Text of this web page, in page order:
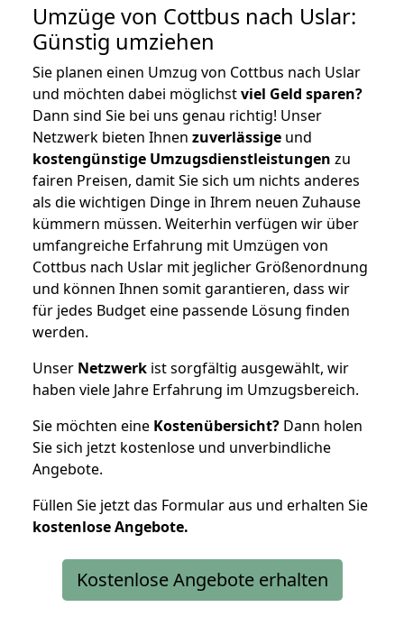
Umzüge von Cottbus nach Uslar:
Günstig umziehen
Sie planen einen Umzug von Cottbus nach Uslar
und möchten dabei möglichstviel Geld sparen?
Dann sind Sie bei uns genau richtig! Unser
Netzwerk bieten Ihnen zuverlässige und
kostengünstige Umzugsdienstleistungen zu
fairen Preisen, damit Sie sich um nichts anderes
als die wichtigen Dinge in Ihrem neuen Zuhause
kümmern müssen. Weiterhin verfügen wir über
umfangreiche Erfahrung mit Umzügen von
Cottbus nach Uslar mit jeglicher Größenordnung
und können Ihnen somit garantieren, dass wir
für jedes Budget eine passende Lösung finden
werden.
Unser Netzwerk ist sorgfältig ausgewählt, wir
haben viele Jahre Erfahrung im Umzugsbereich.
Sie möchten eine Kostenübersicht? Dann holen
Sie sich jetzt kostenlose und unverbindliche
Angebote.
Füllen Sie jetzt das Formular aus und erhalten Sie
kostenloseAngebote.
Kostenlose Angebote erhalten